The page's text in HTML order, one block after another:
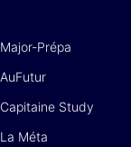
Major-Prépa
AuFutur
Capitaine Study
La Méta